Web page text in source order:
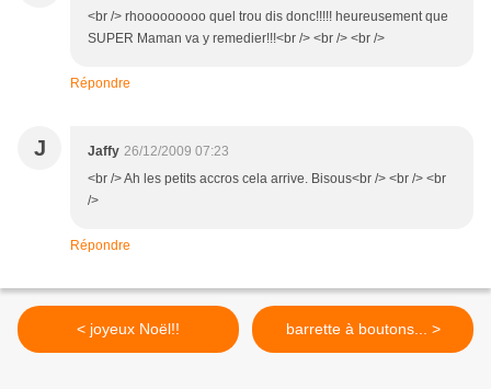
<br /> rhooooooooo quel trou dis donc!!!!! heureusement que
SUPER Maman va y remedier!!!<br /> <br /> <br />
Répondre
J Jaffy 26/12/2009 07:23
<br /> Ah les petits accros cela arrive. Bisous<br /> <br /> <br
/>
Répondre
< joyeux Noël!! barrette à boutons... >